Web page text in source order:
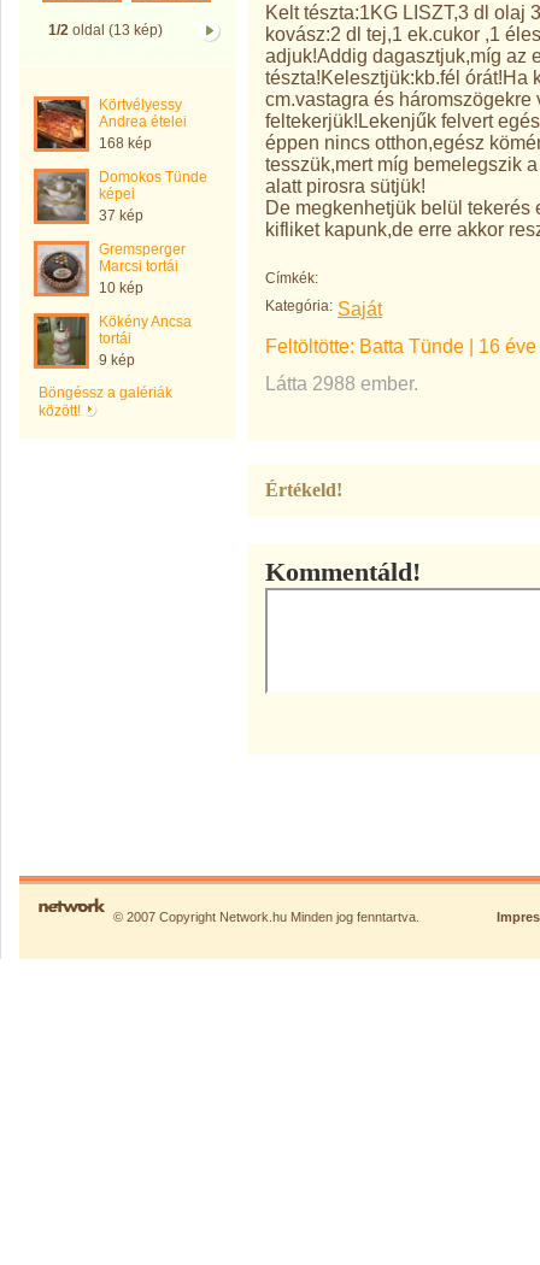
1/2oldal (13 kép)
Körtvélyessy
Andrea ételei
168 kép
Domokos Tünde
képei
37 kép
Gremsperger
Marcsi tortái
10 kép
Kökény Ancsa
tortái
9 kép
Böngéssz a galériák
között!
Kelt tészta:1KG LISZT,3 dl olaj
kovász:2 dl tej,1 ek.cukor ,1
adjuk!Addig dagasztjuk,míg az
tészta!Kelesztjük:kb.fél órát!Ha
cm.vastagra és
feltekerjük!Lekenjűk felvert
éppen nincs otthon,egész
tesszük,mert míg bemelegszik
alatt pirosra sütjük!
De megkenhetjük belül tekerés
kifliket kapunk,de erre akkor
Címkék:
Kategória: Saját
Feltöltötte: Batta Tünde | 16 éve
Látta 2988 ember.
Értékeld!
Kommentáld!
© 2007 Copyright Network.hu Minden jog fenntartva.